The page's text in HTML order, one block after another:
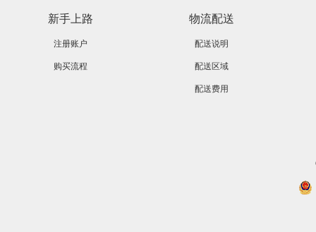
新手上路
注册账户
购买流程
物流配送
配送说明
配送区域
配送费用